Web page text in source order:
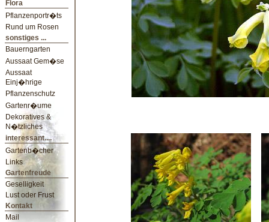
Flora
Pflanzenportr�ts
Rund um Rosen
sonstiges ...
Bauerngarten
Aussaat Gem�se
Aussaat
Einj�hrige
Pflanzenschutz
Gartenr�ume
Dekoratives &
N�tzliches
interessant....
Gartenb�cher
Links
Gartenfreude
Geselligkeit
Lust oder Frust
Kontakt
Mail